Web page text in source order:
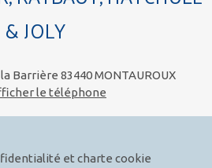
& JOLY
Barrière 83440 MONTAUROUX
le téléphone
et charte cookie